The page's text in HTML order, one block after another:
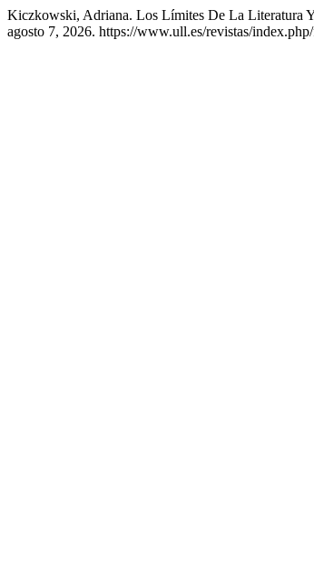
Kiczkowski, Adriana. Los Límites De La Literatura
agosto 7, 2026. https://www.ull.es/revistas/